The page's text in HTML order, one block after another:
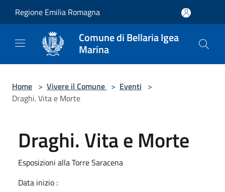
Regione Emilia Romagna
Comune di Bellaria Igea
Marina
Home > Vivere il Comune > Eventi >
Draghi. Vita e Morte
Draghi. Vita e Morte
Esposizioni alla Torre Saracena
Data inizio :